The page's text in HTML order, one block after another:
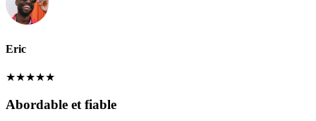
Eric
★★★★★
Abordable et fiable